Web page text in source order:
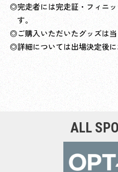
◎完走者には完走証・フィニ
す。
◎ご購入いただいたグッズは当
◎詳細については出場決定後に
ALL